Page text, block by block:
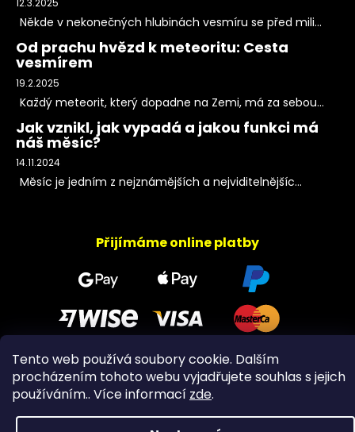
Tento web používá soubory cookie. Dalším
procházením tohoto webu vyjadřujete souhlas s jejich
používáním.. Více informací zde.
12.3.2025
Někde v nekonečných hlubinách vesmíru se před mili...
Od prachu hvězd k meteoritu: Cesta
vesmírem
19.2.2025
Každý meteorit, který dopadne na Zemi, má za sebou...
Jak vznikl, jak vypadá a jakou funkci má
náš měsíc?
14.11.2024
Měsíc je jedním z nejznámějších a nejviditelnějšíc...
Přijímáme online platby
Copyright 2026PeltramMinerals. Všechna práva
vyhrazena.